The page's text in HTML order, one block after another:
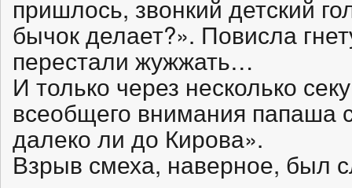
пришлось, звонкий детский
бычок делает?». Повисла
перестали жужжать…
И только через несколько
всеобщего внимания папаша
далеко ли до Кирова».
Взрыв смеха, наверное, был